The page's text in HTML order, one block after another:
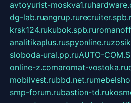
avtoyurist-moskva1.ru
dg-lab.ruangrup.ru
krsk124.rukubok.spb.ru
analitikaplus.ruspyonline.ru
sloboda-ural.pp.ruAUTO-
online-z.comaromat-vostoka.ru
mobilvest.rubbd.net.ru
smp-forum.rubastion-td.ru